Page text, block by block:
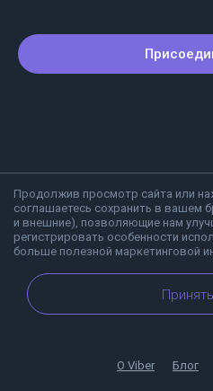
Продолжив просмотр сайта или
соглашаетесь сохранить в вашем
и внешние), позволяющие нам
регистрировать особенности
больше полезной маркетинговой
О Viber Блог